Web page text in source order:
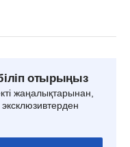
отырыңыз
жаңалықтарынан,